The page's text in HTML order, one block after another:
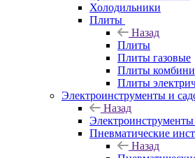
Холодильники
Плиты
Назад
Плиты
Плиты газовые
Плиты
Плиты
Электроинструменты и
Назад
Электроинструменты
Пневматические
Назад